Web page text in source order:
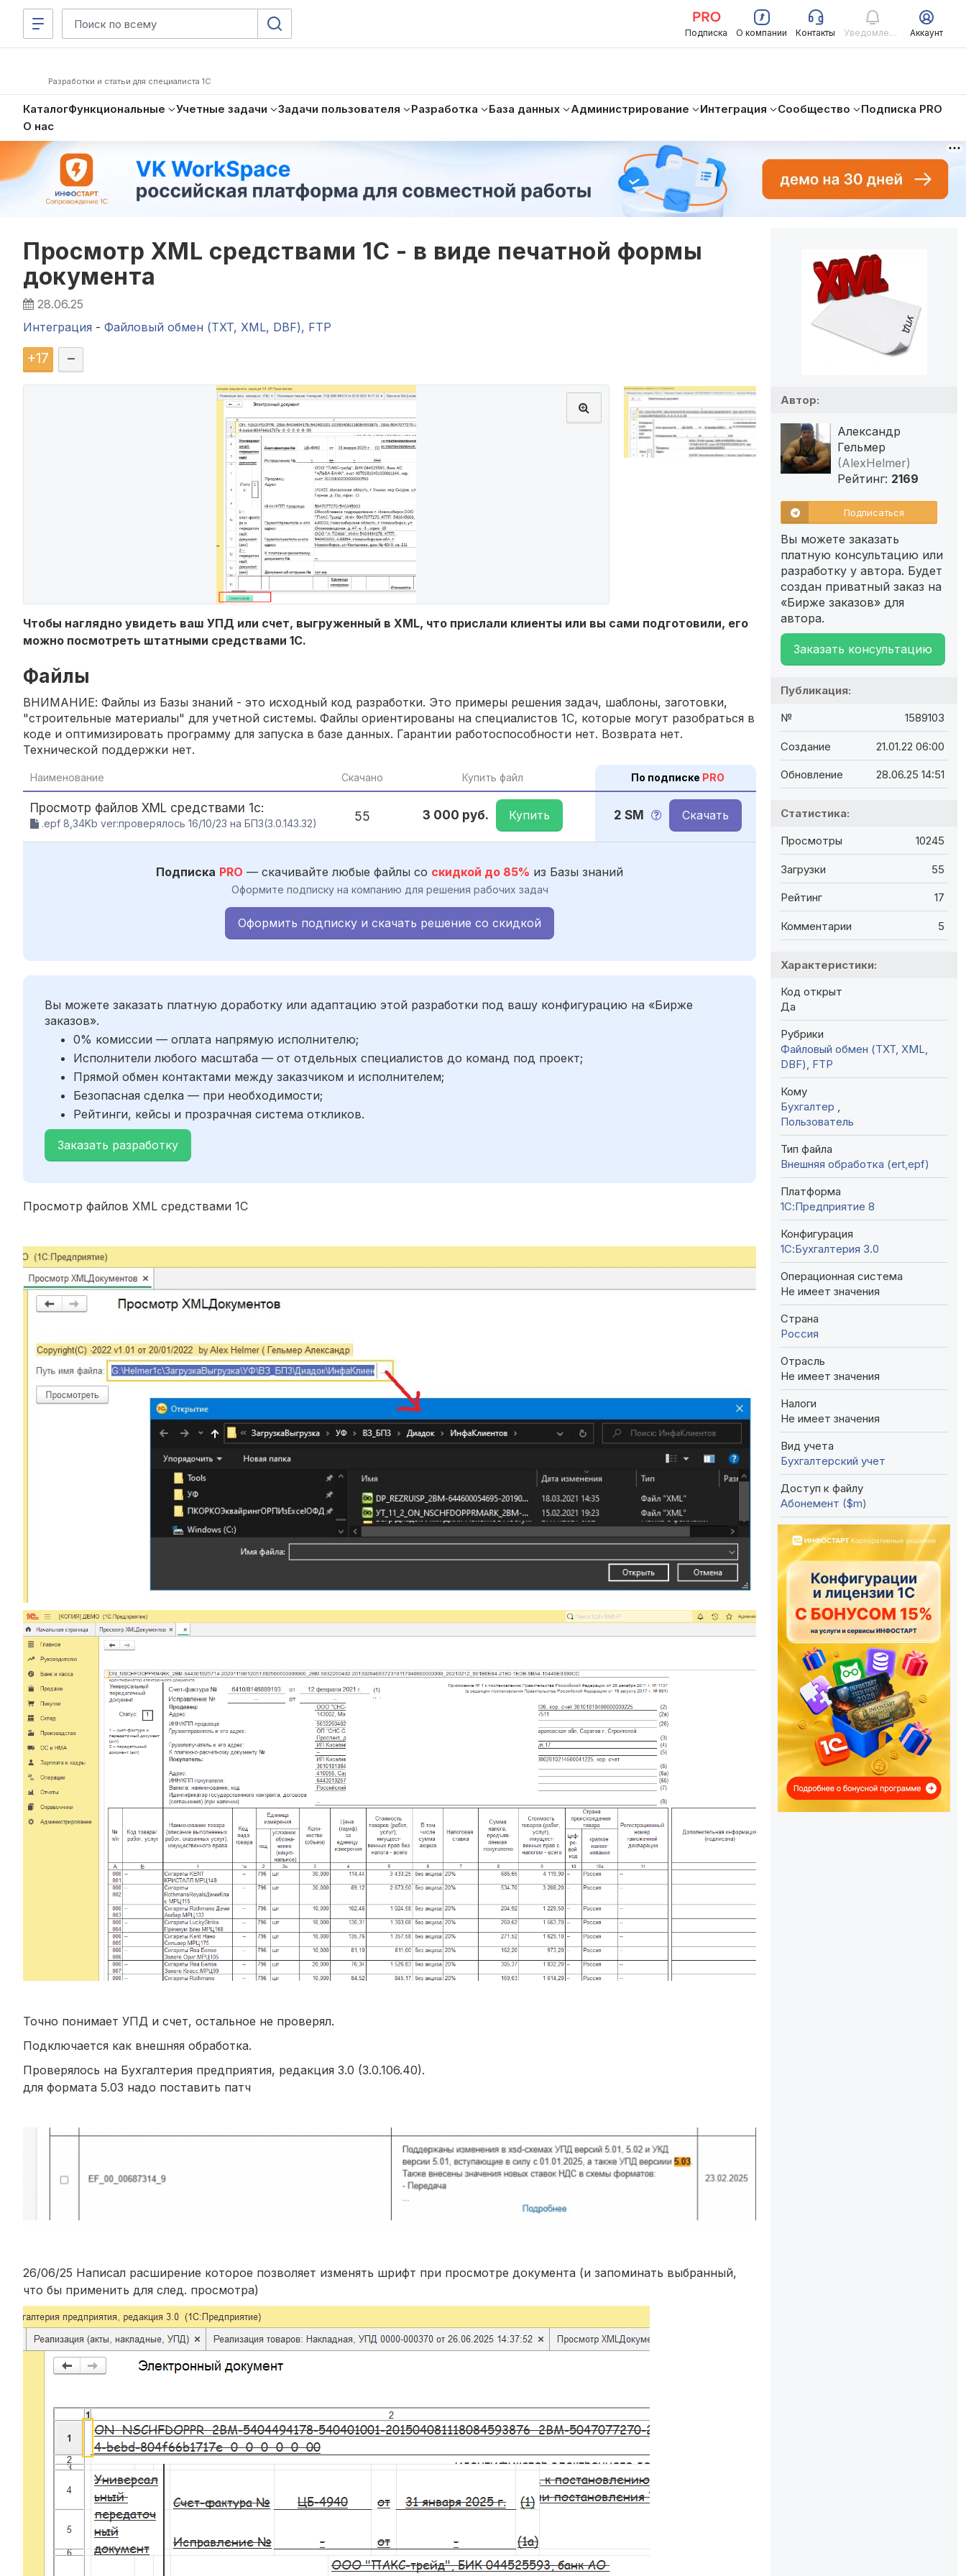
Подписка О компании Контакты Уведомления Аккаунт
Разработки и статьи для специалиста 1С
КаталогФункциональные Учетные задачи Задачи пользователя Разработка База данных Администрирование Интеграция Сообщество
Подписка PRO
О нас
Просмотр XML средствами 1С - в виде печатной формы
документа
28.06.25
Интеграция - Файловый обмен (TXT, XML, DBF), FTP
+17 –
Чтобы наглядно увидеть ваш УПД или счет, выгруженный в XML, что прислали клиенты или вы сами подготовили, его
можно посмотреть штатными средствами 1С.
Файлы
ВНИМАНИЕ: Файлы из Базы знаний - это исходный код разработки. Это примеры решения задач, шаблоны, заготовки,
"строительные материалы" для учетной системы. Файлы ориентированы на специалистов 1С, которые могут разобраться в
коде и оптимизировать программу для запуска в базе данных. Гарантии работоспособности нет. Возврата нет.
Технической поддержки нет.
Наименование Скачано Купить файл По подписке PRO
Просмотр файлов XML средствами 1с:
.epf 8,34Kb ver:проверялось 16/10/23 на БП3(3.0.143.32) 55 3 000 руб. Купить 2 SM Скачать
Подписка PRO — скачивайте любые файлы со скидкой до 85% из Базы знаний
Оформите подписку на компанию для решения рабочих задач
Оформить подписку и скачать решение со скидкой
Вы можете заказать платную доработку или адаптацию этой разработки под вашу конфигурацию на «Бирже
заказов».
0% комиссии — оплата напрямую исполнителю;
Исполнители любого масштаба — от отдельных специалистов до команд под проект;
Прямой обмен контактами между заказчиком и исполнителем;
Безопасная сделка — при необходимости;
Рейтинги, кейсы и прозрачная система откликов.
Заказать разработку
Просмотр файлов XML средствами 1С
Точно понимает УПД и счет, остальное не проверял.
Подключается как внешняя обработка.
Проверялось на Бухгалтерия предприятия, редакция 3.0 (3.0.106.40).
для формата 5.03 надо поставить патч
26/06/25 Написал расширение которое позволяет изменять шрифт при просмотре документа (и запоминать выбранный,
что бы применить для след. просмотра)
Автор:
Александр
Гельмер
(AlexHelmer)
Рейтинг: 2169
Подписаться
Вы можете заказать
платную консультацию или
разработку у автора. Будет
создан приватный заказ на
«Бирже заказов» для
автора.
Заказать консультацию
Публикация:
№ 1589103
Создание 21.01.22 06:00
Обновление 28.06.25 14:51
Статистика:
Просмотры 10245
Загрузки 55
Рейтинг 17
Комментарии 5
Характеристики:
Код открыт
Да
Рубрики
Файловый обмен (TXT, XML,
DBF), FTP
Кому
Бухгалтер
Пользователь
Тип файла
Внешняя обработка (ert,epf)
Платформа
1С:Предприятие 8
Конфигурация
1С:Бухгалтерия 3.0
Операционная система
Не имеет значения
Страна
Россия
Отрасль
Не имеет значения
Налоги
Не имеет значения
Вид учета
Бухгалтерский учет
Доступ к файлу
Абонемент ($m)